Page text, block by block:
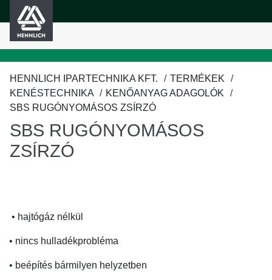
tartalomra
HENNLICH IPARTECHNIKA KFT.
TERMÉKEK
KENÉSTECHNIKA
KENŐANYAG ADAGOLÓK
SBS RUGÓNYOMÁSOS ZSÍRZÓ
SBS RUGÓNYOMÁSOS
ZSÍRZÓ
• hajtógáz nélkül
• nincs hulladékprobléma
• beépítés bármilyen helyzetben